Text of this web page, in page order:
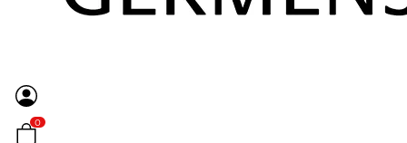
0